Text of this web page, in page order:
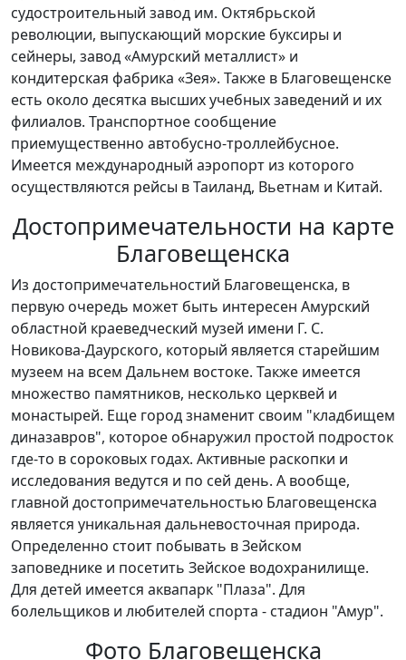
судостроительный завод им. Октябрьской
революции, выпускающий морские буксиры и
сейнеры, завод «Амурский металлист» и
кондитерская фабрика «Зея». Также в Благовещенске
есть около десятка высших учебных заведений и их
филиалов. Транспортное сообщение
приемущественно автобусно-троллейбусное.
Имеется международный аэропорт из которого
осуществляются рейсы в Таиланд, Вьетнам и Китай.
Достопримечательности на карте
Благовещенска
Из достопримечательностий Благовещенска, в
первую очередь может быть интересен Амурский
областной краеведческий музей имени Г. С.
Новикова-Даурского, который является старейшим
музеем на всем Дальнем востоке. Также имеется
множество памятников, несколько церквей и
монастырей. Еще город знаменит своим "кладбищем
диназавров", которое обнаружил простой подросток
где-то в сороковых годах. Активные раскопки и
исследования ведутся и по сей день. А вообще,
главной достопримечательностью Благовещенска
является уникальная дальневосточная природа.
Определенно стоит побывать в Зейском
заповеднике и посетить Зейское водохранилище.
Для детей имеется аквапарк "Плаза". Для
болельщиков и любителей спорта - стадион "Амур".
Фото Благовещенска